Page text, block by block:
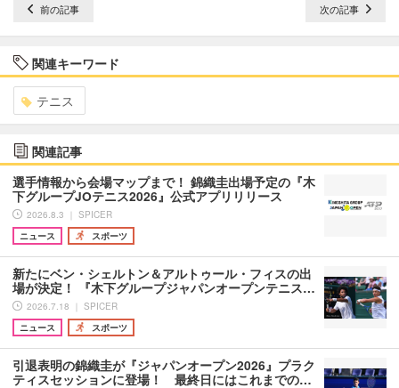
前の記事 次の記事
関連キーワード
テニス
関連記事
選手情報から会場マップまで！ 錦織圭出場予定の『木
下グループJOテニス2026』公式アプリリリース
2026.8.3 ｜ SPICER
ニュース
スポーツ
新たにベン・シェルトン＆アルトゥール・フィスの出
場が決定！ 『木下グループジャパンオープンテニス…
2026.7.18 ｜ SPICER
ニュース
スポーツ
引退表明の錦織圭が『ジャパンオープン2026』プラク
ティスセッションに登場！ 最終日にはこれまでの…